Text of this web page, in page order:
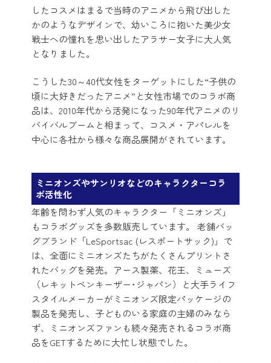
したコスメはまるで当時のアニメから飛び出した
かのようなデザインで、幼いころに抱いた美少女
戦士への憧れを思い出したアラサー女子に大人気
となりました。
こうした30～40代女性をターゲットにした“子供の
頃に大好きだったアニメ”と女性市場でのコラボ商
品は、2010年代から活発になった90年代アニメのリ
バイバルブームと相まって、コスメ・アパレルを
中心に各社から様々な商品展開がされています。
ミニオンズやサンリオなどのキャラクターコラ
ボ活性化
年齢を問わず人気のキャラクター「ミニオンズ」
もコラボグッズを多数販売しています。 老舗バッ
グブランド「LeSportsac (レスポートサック)」で
は、全面にミニオンズたちがたくさんプリントさ
れたバッグを発売。アース製薬、花王、ミューズ
（レキットベンキーザー･ジャパン）と大手ライフ
スタイルメーカーがミニオンズ限定パッケージの
製品を発売し、子どものいる家庭の主婦のみなら
ず、ミニオンズファンも続々発売されるコラボ商
品をGETするために大忙し状態でした。